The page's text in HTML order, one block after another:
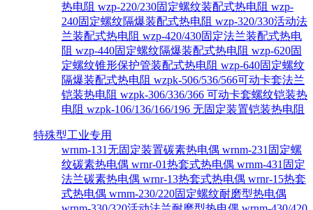
热电阻 wzp-220/230固定螺纹装配式热电阻 wzp-
240固定螺纹隔爆装配式热电阻 wzp-320/330活动法
兰装配式热电阻 wzp-420/430固定法兰装配式热电
阻 wzp-440固定螺纹隔爆装配式热电阻 wzp-620固
定螺纹锥形保护管装配式热电阻 wzp-640固定螺纹
隔爆装配式热电阻 wzpk-506/536/566可动卡套法兰
铠装热电阻 wzpk-306/336/366 可动卡套螺纹铠装热
电阻 wzpk-106/136/166/196 无固定装置铠装热电阻
特殊型工业专用
wrnm-131无固定装置碳素热电偶 wrnm-231固定螺
纹碳素热电偶 wrnr-01热套式热电偶 wrnm-431固定
法兰碳素热电偶 wrnr-13热套式热电偶 wrnr-15热套
式热电偶 wrnm-230/220固定螺纹耐磨型热电偶